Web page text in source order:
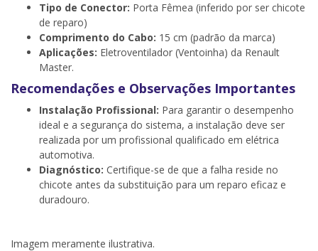
Tipo de Conector: Porta Fêmea (inferido por ser chicote
de reparo)
Comprimento do Cabo: 15 cm (padrão da marca)
Aplicações: Eletroventilador (Ventoinha) da Renault
Master.
Recomendações e Observações Importantes
Instalação Profissional: Para garantir o desempenho
ideal e a segurança do sistema, a instalação deve ser
realizada por um profissional qualificado em elétrica
automotiva.
Diagnóstico: Certifique-se de que a falha reside no
chicote antes da substituição para um reparo eficaz e
duradouro.
Imagem meramente ilustrativa.